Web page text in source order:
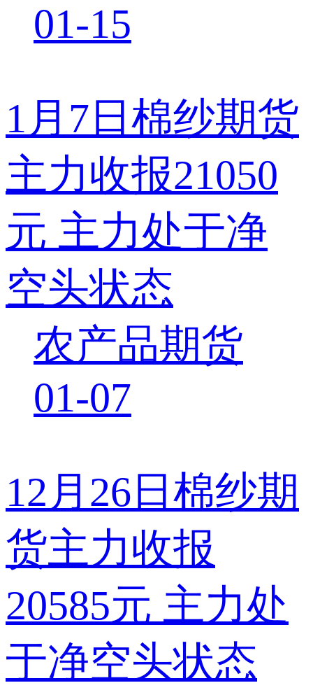
01-15
1月7日棉纱期货
主力收报21050
元 主力处于净
空头状态
农产品期货
01-07
12月26日棉纱期
货主力收报
20585元 主力处
于净空头状态